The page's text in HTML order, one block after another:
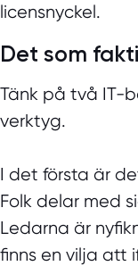
licensnyckel.
Det som
Tänk på två IT-
verktyg.
I det första är
Folk delar med
Ledarna är
finns en vilja att